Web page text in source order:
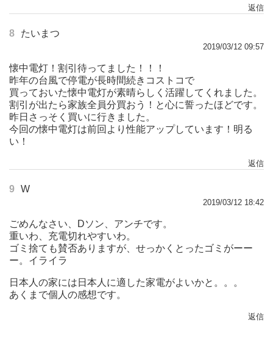
返信
8 たいまつ
2019/03/12 09:57
懐中電灯！割引待ってました！！！
昨年の台風で停電が長時間続きコストコで
買っておいた懐中電灯が素晴らしく活躍してくれました。
割引が出たら家族全員分買おう！と心に誓ったほどです。
昨日さっそく買いに行きました。
今回の懐中電灯は前回より性能アップしています！明る
い！
返信
9 W
2019/03/12 18:42
ごめんなさい、Dソン、アンチです。
重いわ、充電切れやすいわ。
ゴミ捨ても賛否ありますが、せっかくとったゴミがーー
ー。イライラ
日本人の家には日本人に適した家電がよいかと。。。
あくまで個人の感想です。
返信